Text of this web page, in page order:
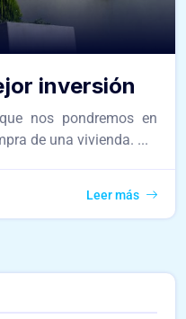
inversión
nos pondremos en
de una vivienda. ...
Leer más